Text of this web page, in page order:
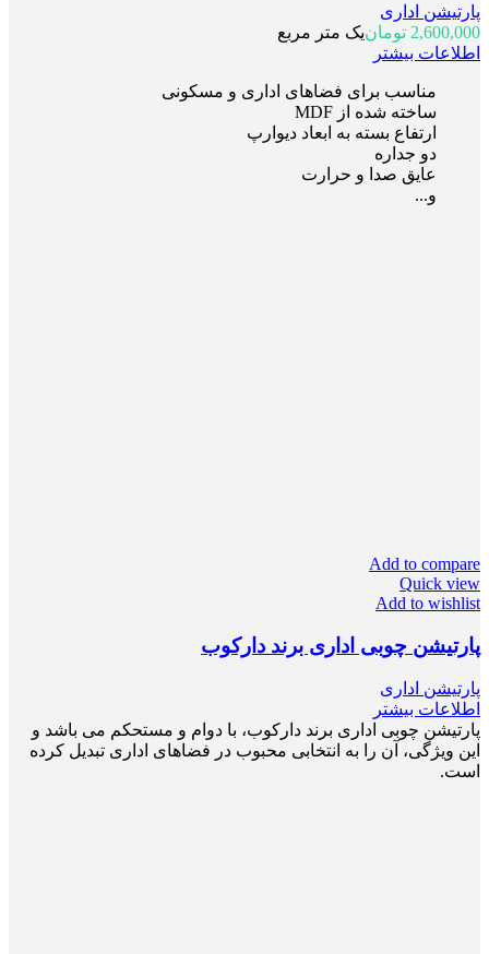
پارتیشن اداری
2,600,000 تومانیک متر مربع
اطلاعات بیشتر
مناسب برای فضاهای اداری و مسکونی
ساخته شده از MDF
ارتفاع بسته به ابعاد دیوارپ
دو جداره
عایق صدا و حرارت
و...
Add to compare
Quick view
Add to wishlist
پارتیشن چوبی اداری برند دارکوب
پارتیشن اداری
اطلاعات بیشتر
پارتیشن چوبی اداری برند دارکوب، با دوام و مستحکم می باشد و
این ویژگی، آن را به انتخابی محبوب در فضاهای اداری تبدیل کرده
است.